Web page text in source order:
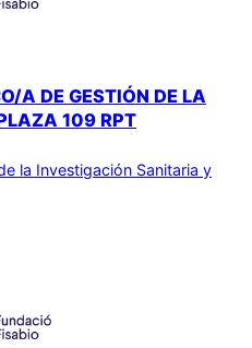
A DE GESTIÓN DE LA
109 RPT
la Investigación Sanitaria y